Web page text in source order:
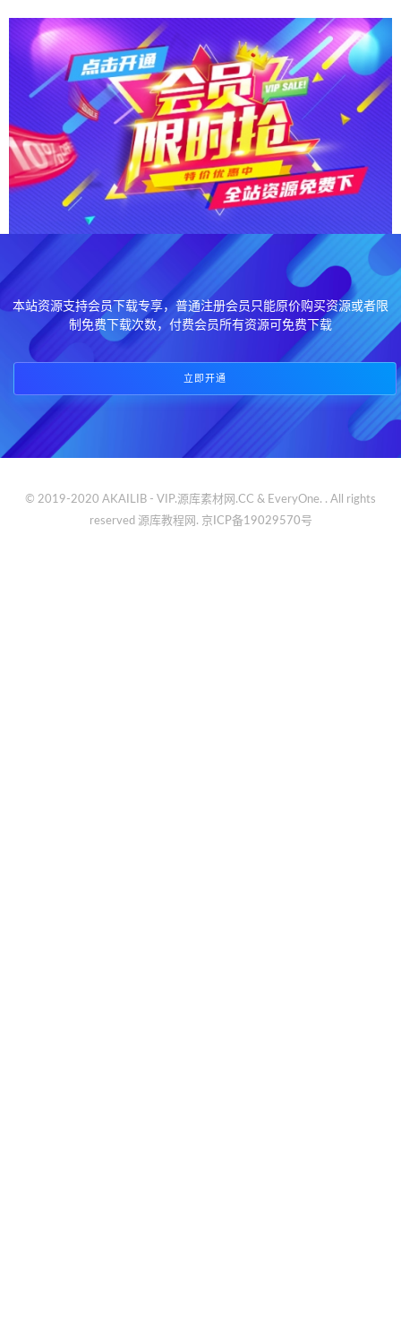
本站资源支持会员下载专享，普通注册会员只能原价购买资源或者限
制免费下载次数，付费会员所有资源可免费下载
立即开通
© 2019-2020 AKAILIB - VIP.源库素材网.CC & EveryOne. . All rights
reserved 源库教程网. 京ICP备19029570号